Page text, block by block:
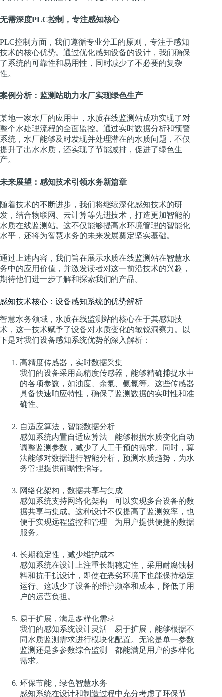
无需深度PLC控制，专注感知核心
PLC控制方面，我们遵循专业分工的原则，专注于感知
技术的核心优势。通过优化感知设备的设计，我们确保
了系统的可靠性和易用性，同时减少了不必要的复杂
性。
案例分析：监测站助力水厂实现绿色生产
某地一家水厂的应用中，水质在线监测站成功实现了对
整个水处理流程的全面监控。通过实时数据分析和预警
系统，水厂能够及时发现并处理潜在的水质问题，不仅
提升了出水水质，还实现了节能减排，促进了绿色生
产。
未来展望：感知技术引领水务新篇章
随着技术的不断进步，我们将继续深化感知技术的研
发，结合物联网、云计算等先进技术，打造更加智能的
水质在线监测站。这不仅能够提高水环境管理的智能化
水平，还将为智慧水务的未来发展奠定坚实基础。
通过上述内容，我们旨在展示水质在线监测站在智慧水
务中的应用价值，并激发读者对这一前沿技术的兴趣，
期待他们进一步了解和探索我们的产品。
感知技术核心：设备感知系统的优势解析
智慧水务领域，水质在线监测站的核心在于其感知技
术，这一技术赋予了设备对水质变化的敏锐洞察力。以
下是对我们设备感知系统优势的深入解析：
高精度传感器，实时数据采集
我们的设备采用高精度传感器，能够精确捕捉水中
的各项参数，如浊度、余氯、氨氮等。这些传感器
具备快速响应特性，确保了监测数据的实时性和准
确性。
自适应算法，智能数据分析
感知系统内置自适应算法，能够根据水质变化自动
调整监测参数，减少了人工干预的需求。同时，算
法能够对数据进行智能分析，预测水质趋势，为水
务管理提供前瞻性指导。
网络化架构，数据共享与集成
感知系统支持网络化架构，可以实现多台设备的数
据共享与集成。这种设计不仅提高了监测效率，也
便于实现远程监控和管理，为用户提供便捷的数据
服务。
长期稳定性，减少维护成本
感知系统在设计上注重长期稳定性，采用耐腐蚀材
料和抗干扰设计，即使在恶劣环境下也能保持稳定
运行。这减少了设备的维护频率和成本，降低了用
户的运营负担。
易于扩展，满足多样化需求
我们的感知系统设计灵活，易于扩展，能够根据不
同水质监测需求进行模块化配置。无论是单一参数
监测还是多参数综合监测，都能满足用户的多样化
需求。
环保节能，绿色智慧水务
感知系统在设计和制造过程中充分考虑了环保节